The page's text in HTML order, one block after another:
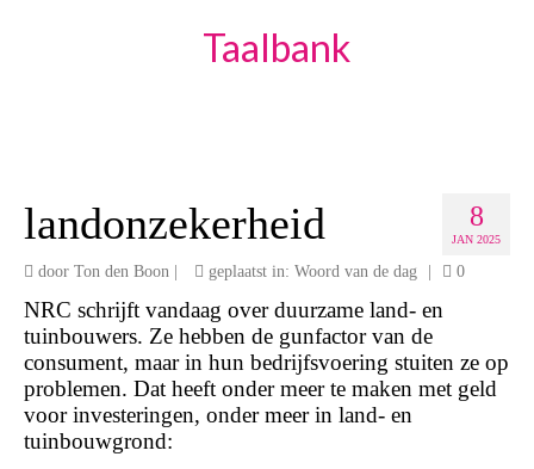
Taalbank
8
JAN 2025
landonzekerheid
door Ton den Boon geplaatst in: Woord van de dag 0
NRC schrijft vandaag over duurzame land- en
tuinbouwers. Ze hebben de gunfactor van de
consument, maar in hun bedrijfsvoering stuiten ze op
problemen. Dat heeft onder meer te maken met geld
voor investeringen, onder meer in land- en
tuinbouwgrond: